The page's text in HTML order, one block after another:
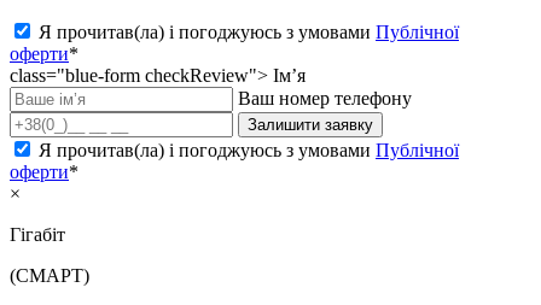
Я прочитав(ла) і погоджуюсь з умовами Публічної
оферти*
class="blue-form checkReview"> Ім’я
Ваш номер телефону
Залишити заявку
Я прочитав(ла) і погоджуюсь з умовами Публічної
оферти*
×
Гігабіт
(СМАРТ)